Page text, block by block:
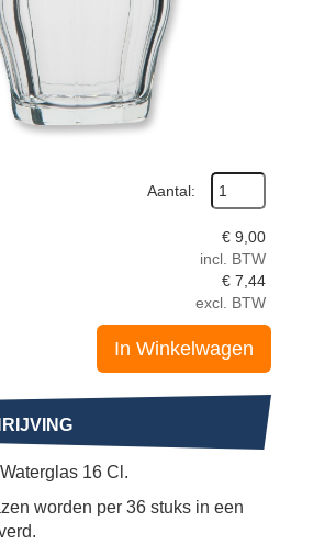
Aantal:
€ 9,00
incl. BTW
€ 7,44
excl. BTW
In Winkelwagen
16 Cl.
worden per 36 stuks in een